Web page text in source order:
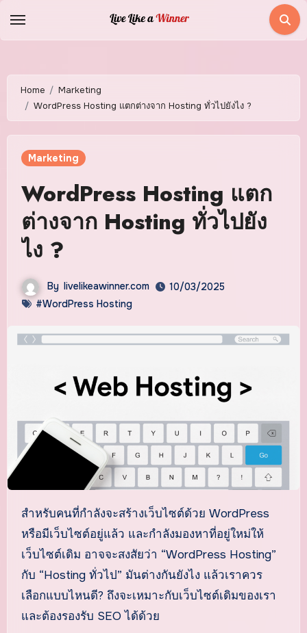
Home
Marketing
WordPress Hosting แตกต่างจาก Hosting ทั่วไปยังไง ?
Marketing
WordPress Hosting แตก
ต่างจาก Hosting ทั่วไปยัง
ไง ?
By livelikeawinner.com
10/03/2025
#WordPress Hosting
สำหรับคนที่กำลังจะสร้างเว็บไซต์ด้วย WordPress
หรือมีเว็บไซต์อยู่แล้ว และกำลังมองหาที่อยู่ใหม่ให้
เว็บไซต์เดิม อาจจะสงสัยว่า “WordPress Hosting”
กับ “Hosting ทั่วไป” มันต่างกันยังไง แล้วเราควร
เลือกแบบไหนดี? ถึงจะเหมาะกับเว็บไซต์เดิมของเรา
และต้องรองรับ SEO ได้ด้วย